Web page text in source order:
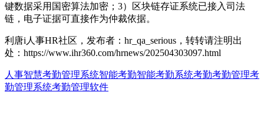
键数据采用国密算法加密；3）区块链存证系统已接入司法
链，电子证据可直接作为仲裁依据。
利唐i人事HR社区，发布者：hr_qa_serious，转转请注明出
处： https://www.ihr360.com/hrnews/202504303097.html
人事智慧考勤管理系统智能考勤智能考勤系统考勤考勤管理考
勤管理系统考勤管理软件